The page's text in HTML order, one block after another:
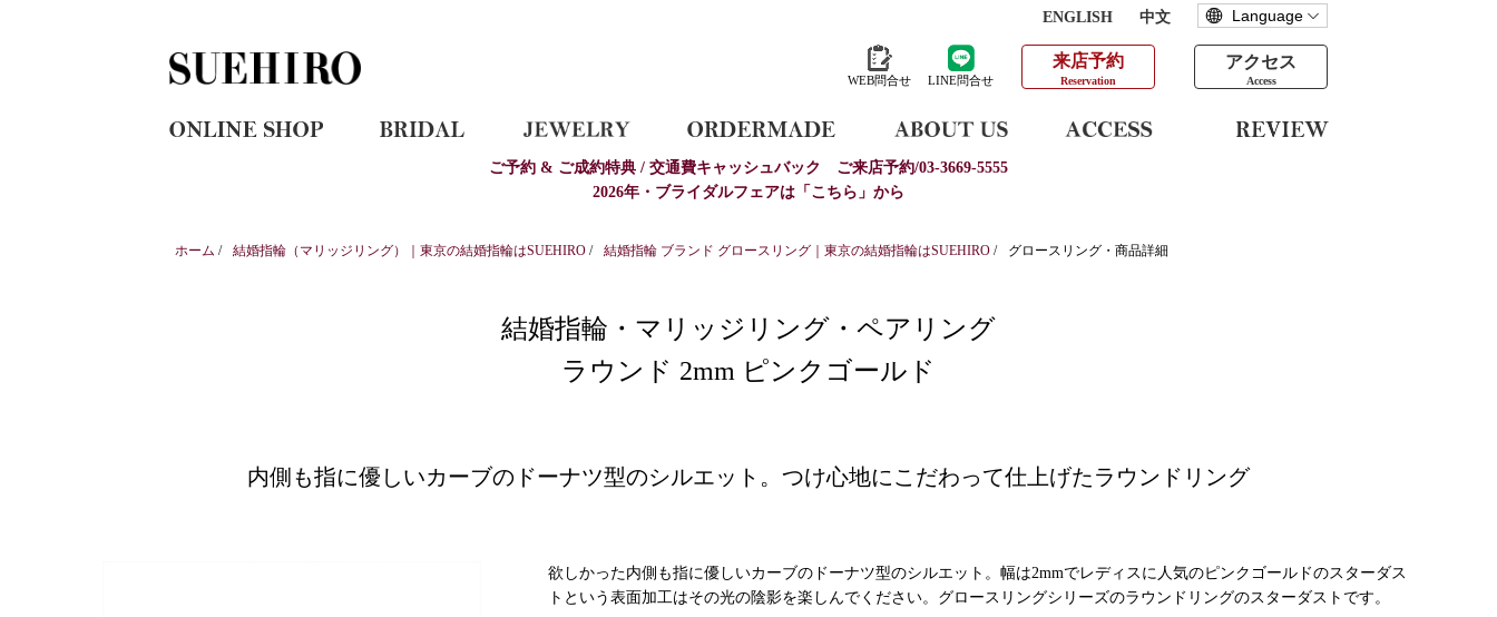
ENGLISH 中文
WEB問合せ LINE問合せ
来店予約
Reservation
アクセス
Access
ご予約 & ご成約特典 / 交通費キャッシュバック
ご来店予約/03-3669-5555
2026年・ブライダルフェアは「こちら」から
ホーム / 結婚指輪（マリッジリング）｜東京の結婚指輪はSUEHIRO / 結婚指輪 ブランド グロースリング｜東京の結婚指輪はSUEHIRO / グロースリング・商品詳細
結婚指輪・マリッジリング・ペアリング
ラウンド 2mm ピンクゴールド
内側も指に優しいカーブのドーナツ型のシルエット。つけ心地にこだわって仕上げたラウンドリング
欲しかった内側も指に優しいカーブのドーナツ型のシルエット。幅は2mmでレディスに人気のピンクゴールドのスターダス
トという表面加工はその光の陰影を楽しんでください。グロースリングシリーズのラウンドリングのスターダストです。